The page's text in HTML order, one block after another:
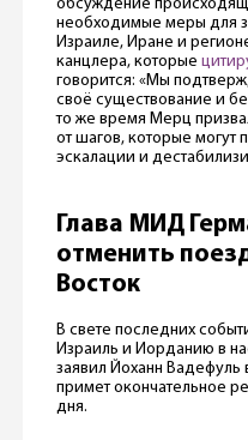
обсуждение
необходимые меры для
Израиле, Иране и
канцлера, которые
говорится: «Мы
своё существование и
то же время Мерц
от шагов, которые могут
эскалации и
Глава МИД
отменить
Восток
В свете последних
Израиль и Иорданию в
заявил Йоханн Вадефуль
примет окончательное
дня.